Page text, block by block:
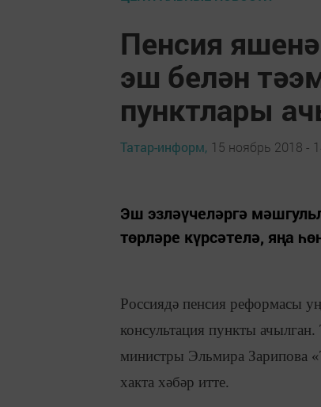
Пенсия
эш белән
пунктлары
Татар-информ, 15 ноябрь 2018 -
Эш эзләүчеләргә
төрләре күрсәтелә, яңа
Россиядә пенсия реформасы
консультация пункты
министры Эльмира Зарипова
хакта хәбәр итте.